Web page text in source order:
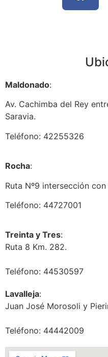
Maldonado:
Av. Cachimba del Rey
Saravia.
Teléfono: 42255326
Rocha:
Ruta Nº9 intersección con
Teléfono: 44727001
Treinta y Tres:
Ruta 8 Km. 282.
Teléfono: 44530597
Lavalleja:
Juan José Morosoli y
Teléfono: 44442009